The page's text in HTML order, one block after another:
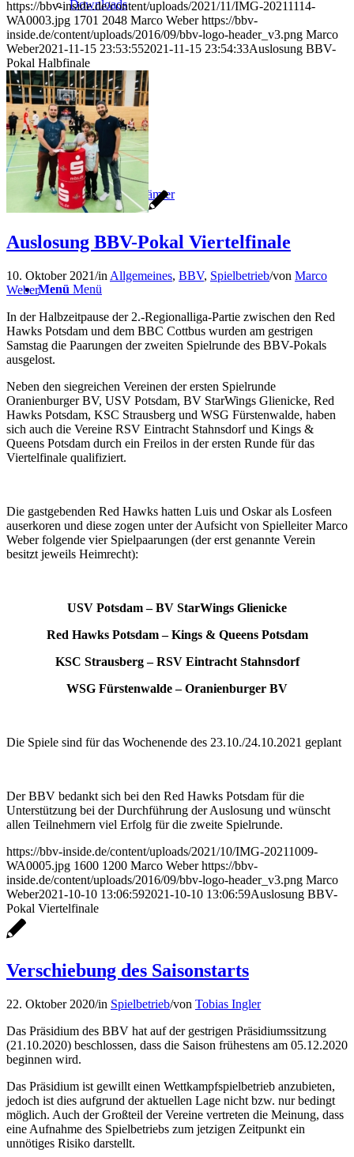
Downloads
Shop
Jobs und Ehrenämter
Menü Menü
https://bbv-inside.de/content/uploads/2021/11/IMG-20211114-
WA0003.jpg 1701 2048 Marco Weber https://bbv-
inside.de/content/uploads/2016/09/bbv-logo-header_v3.png Marco
Weber2021-11-15 23:53:552021-11-15 23:54:33Auslosung BBV-
Pokal Halbfinale
Auslosung BBV-Pokal Viertelfinale
10. Oktober 2021/in Allgemeines, BBV, Spielbetrieb/von Marco
Weber
In der Halbzeitpause der 2.-Regionalliga-Partie zwischen den Red
Hawks Potsdam und dem BBC Cottbus wurden am gestrigen
Samstag die Paarungen der zweiten Spielrunde des BBV-Pokals
ausgelost.
Neben den siegreichen Vereinen der ersten Spielrunde
Oranienburger BV, USV Potsdam, BV StarWings Glienicke, Red
Hawks Potsdam, KSC Strausberg und WSG Fürstenwalde, haben
sich auch die Vereine RSV Eintracht Stahnsdorf und Kings &
Queens Potsdam durch ein Freilos in der ersten Runde für das
Viertelfinale qualifiziert.
Die gastgebenden Red Hawks hatten Luis und Oskar als Losfeen
auserkoren und diese zogen unter der Aufsicht von Spielleiter Marco
Weber folgende vier Spielpaarungen (der erst genannte Verein
besitzt jeweils Heimrecht):
USV Potsdam – BV StarWings Glienicke
Red Hawks Potsdam – Kings & Queens Potsdam
KSC Strausberg – RSV Eintracht Stahnsdorf
WSG Fürstenwalde – Oranienburger BV
Die Spiele sind für das Wochenende des 23.10./24.10.2021 geplant
Der BBV bedankt sich bei den Red Hawks Potsdam für die
Unterstützung bei der Durchführung der Auslosung und wünscht
allen Teilnehmern viel Erfolg für die zweite Spielrunde.
https://bbv-inside.de/content/uploads/2021/10/IMG-20211009-
WA0005.jpg 1600 1200 Marco Weber https://bbv-
inside.de/content/uploads/2016/09/bbv-logo-header_v3.png Marco
Weber2021-10-10 13:06:592021-10-10 13:06:59Auslosung BBV-
Pokal Viertelfinale
Verschiebung des Saisonstarts
22. Oktober 2020/in Spielbetrieb/von Tobias Ingler
Das Präsidium des BBV hat auf der gestrigen Präsidiumssitzung
(21.10.2020) beschlossen, dass die Saison frühestens am 05.12.2020
beginnen wird.
Das Präsidium ist gewillt einen Wettkampfspielbetrieb anzubieten,
jedoch ist dies aufgrund der aktuellen Lage nicht bzw. nur bedingt
möglich. Auch der Großteil der Vereine vertreten die Meinung, dass
eine Aufnahme des Spielbetriebs zum jetzigen Zeitpunkt ein
unnötiges Risiko darstellt.